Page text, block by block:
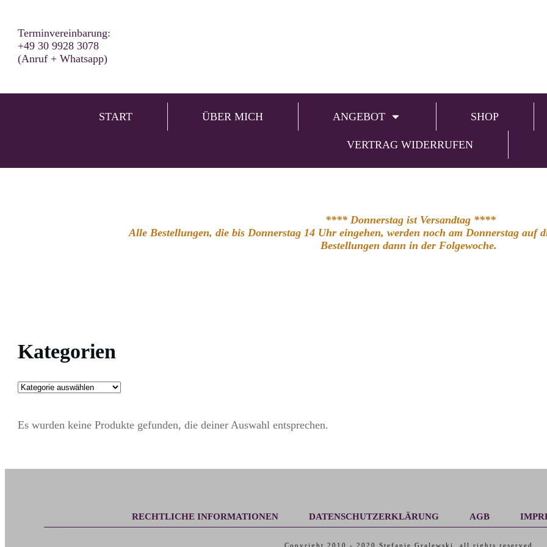
Terminvereinbarung:
+49 30 9928 3078
(Anruf + Whatsapp)
START ÜBER MICH ANGEBOT SHOP
VERTRAG WIDERRUFEN
**** Donnerstag ist Versandtag ****
Alle Bestellungen, die bis Donnerstag 14 Uhr eingehen, werden noch am Donnerstag auf
Bestellungen dann in der Folgewoche.
Kategorien
Es wurden keine Produkte gefunden, die deiner Auswahl entsprechen.
RECHTLICHE INFORMATIONEN DATENSCHUTZERKLÄRUNG AGB
Copyright 2010 - 2020 Stefanie Gralewski , all rights reserved.